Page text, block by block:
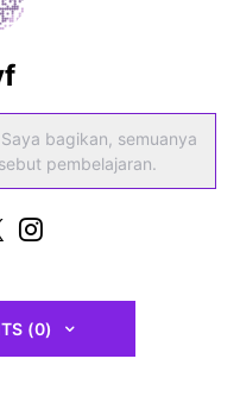
bagikan, semuanya
pembelajaran.
(0)